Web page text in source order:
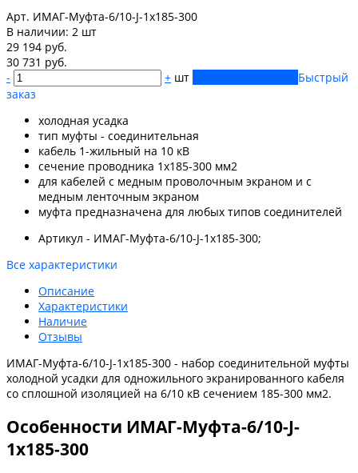
Арт. ИМАГ-Муфта-6/10-J-1х185-300
В наличии: 2 шт
29 194 руб.
30 731 руб.
-
+ шт
Быстрый
заказ
холодная усадка
тип муфты - соединительная
кабель 1-жильный на 10 кВ
сечение проводника 1x185-300 мм2
для кабелей с медным проволочным экраном и с
медным ленточным экраном
муфта предназначена для любых типов соединителей
Артикул - ИМАГ-Муфта-6/10-J-1х185-300;
Все характеристики
Описание
Характеристики
Наличие
Отзывы
ИМАГ-Муфта-6/10-J-1х185-300 - набор соединительной муфты
холодной усадки для одножильного экранированного кабеля
со сплошной изоляцией на 6/10 кВ сечением 185-300 мм2.
Особенности ИМАГ-Муфта-6/10-J-
1х185-300